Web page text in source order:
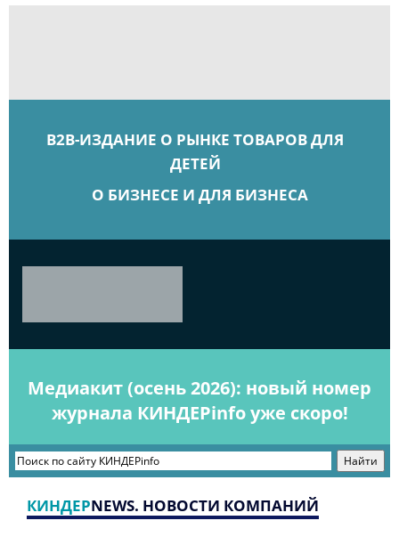
B2B-ИЗДАНИЕ О РЫНКЕ ТОВАРОВ ДЛЯ
ДЕТЕЙ
О БИЗНЕСЕ И ДЛЯ БИЗНЕСА
Медиакит (осень 2026): новый номер
журнала КИНДЕРinfo уже скоро!
КИНДЕРNEWS. НОВОСТИ КОМПАНИЙ